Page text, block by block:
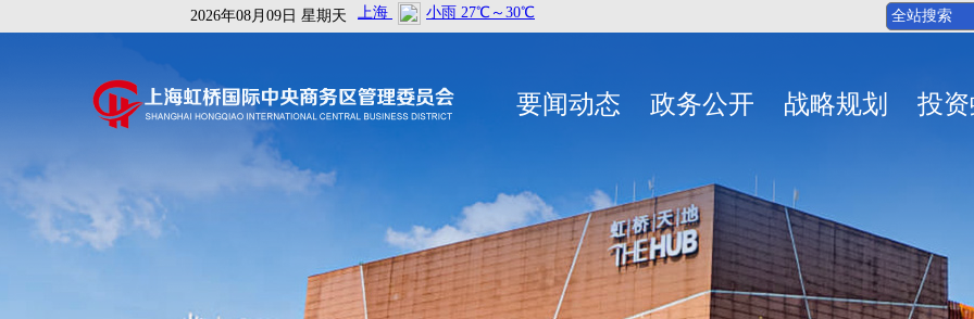
2026年08月09日 星期天
要闻动态 政务公开 战略规划 投